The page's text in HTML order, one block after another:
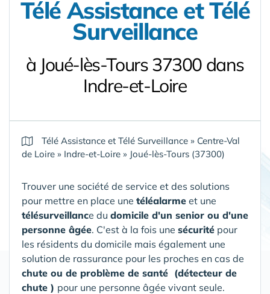
Télé Assistance et Télé
Surveillance
à Joué-lès-Tours 37300 dans
Indre-et-Loire
Télé Assistance et Télé Surveillance » Centre-Val
de Loire » Indre-et-Loire » Joué-lès-Tours (37300)
Trouver une société de service et des solutions
pour mettre en place une téléalarme et une
télésurveillance du domicile d'un senior ou d'une
personne âgée. C'est à la fois une sécurité pour
les résidents du domicile mais également une
solution de rassurance pour les proches en cas de
chute ou de problème de santé (détecteur de
chute ) pour une personne âgée vivant seule.